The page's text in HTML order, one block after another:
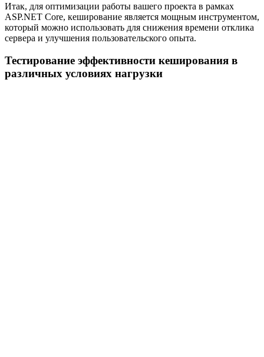
Итак, для оптимизации работы вашего проекта в рамках
ASP.NET Core, кеширование является мощным инструментом,
который можно использовать для снижения времени отклика
сервера и улучшения пользовательского опыта.
Тестирование эффективности кеширования в
различных условиях нагрузки